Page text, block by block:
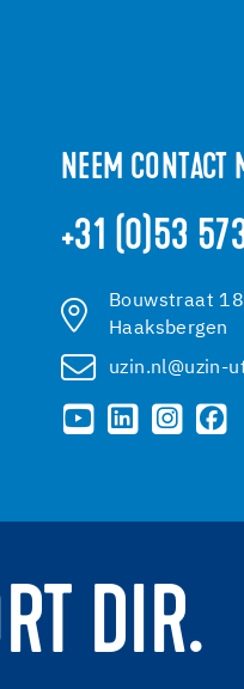
NEEM CONTACT
+31 (0)53
Bouwstraat
Haaksbergen
uzin.nl@uzin-
DIR.